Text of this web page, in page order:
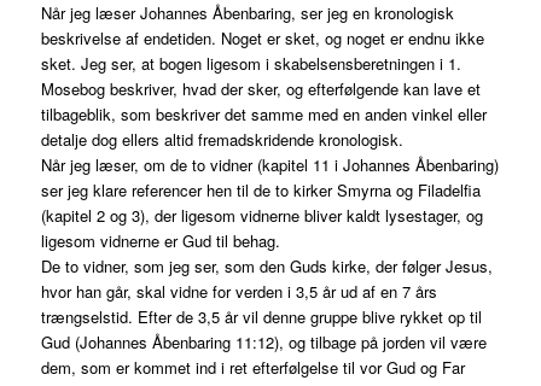
Når jeg læser Johannes Åbenbaring, ser jeg en kronologisk
beskrivelse af endetiden. Noget er sket, og noget er endnu ikke
sket. Jeg ser, at bogen ligesom i skabelsensberetningen i 1.
Mosebog beskriver, hvad der sker, og efterfølgende kan lave et
tilbageblik, som beskriver det samme med en anden vinkel eller
detalje dog ellers altid fremadskridende kronologisk.
Når jeg læser, om de to vidner (kapitel 11 i Johannes Åbenbaring)
ser jeg klare referencer hen til de to kirker Smyrna og Filadelfia
(kapitel 2 og 3), der ligesom vidnerne bliver kaldt lysestager, og
ligesom vidnerne er Gud til behag.
De to vidner, som jeg ser, som den Guds kirke, der følger Jesus,
hvor han går, skal vidne for verden i 3,5 år ud af en 7 års
trængselstid. Efter de 3,5 år vil denne gruppe blive rykket op til
Gud (Johannes Åbenbaring 11:12), og tilbage på jorden vil være
dem, som er kommet ind i ret efterfølgelse til vor Gud og Far